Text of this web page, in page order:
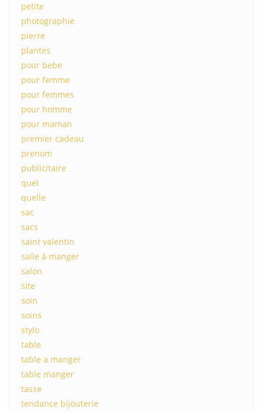
petite
photographie
pierre
plantes
pour bebe
pour femme
pour femmes
pour homme
pour maman
premier cadeau
prenom
publicitaire
quel
quelle
sac
sacs
saint valentin
salle à manger
salon
site
soin
soins
stylo
table
table a manger
table manger
tasse
tendance bijouterie